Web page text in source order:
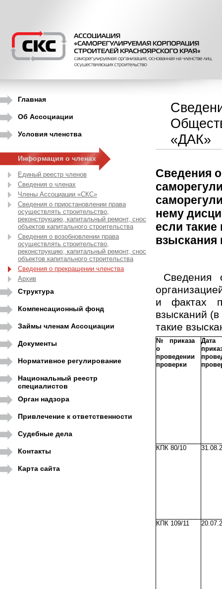
Главная
Об Ассоциации
Условия членства
Информация о членах
Единый реестр членов
Сведения о членах
Члены Ассоциации «СКС»
Сведения о приостановлении права
осуществлять строительство,
реконструкцию, капитальный ремонт, снос
объектов капитального строительства
Сведения о возобновлении права
осуществлять строительство,
реконструкцию, капитальный ремонт, снос
объектов капитального строительства
Сведения о прекращении членства
Архив
Структура
Компенсационный фонд
Займы членам Ассоциации
Документы
Нормативное регулирование
Национальный реестр
специалистов
Орган надзора
Привлечение к ответственности
Судебные дела
Контакты
Карта сайта
«ДАК»
Сведения
нему
если
взыскания
Сведения
и фактах
взысканий
такие
№ приказа
о
проведении
проверки
Дата
КПК 80/10
КПК 109/11